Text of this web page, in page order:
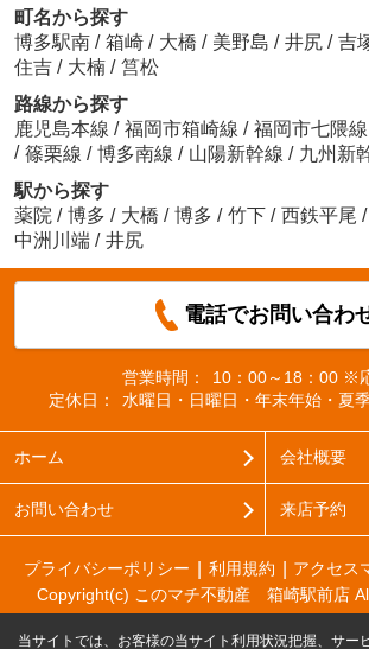
町名から探す
博多駅南 / 箱崎 / 大橋 / 美野島 / 井尻 / 吉
住吉 / 大楠 / 筥松
路線から探す
鹿児島本線 / 福岡市箱崎線 / 福岡市七隈線
/ 篠栗線 / 博多南線 / 山陽新幹線 / 九州新
駅から探す
薬院 / 博多 / 大橋 / 博多 / 竹下 / 西鉄平尾 /
中洲川端 / 井尻
電話でお問い合わ
営業時間：
10：00～18：00 ※
定休日：
水曜日・日曜日・年末年始・夏
ホーム 会社概要
お問い合わせ 来店予約
プライバシーポリシー 利用規約 アクセス
Copyright(c) このマチ不動産 箱崎駅前店
当サイトでは、お客様の当サイト利用状況把握、サー